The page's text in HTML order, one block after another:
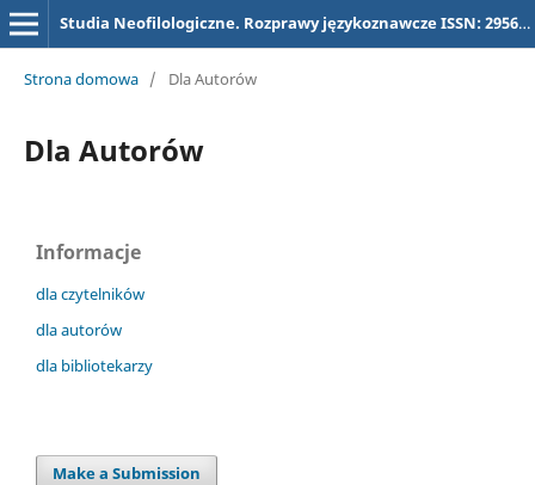
Studia Neofilologiczne. Rozprawy językoznawcze ISSN: 2956-5731, dawniej (dla tytułu "Studia Neofilologiczne) ISSN 2657-3032
Strona domowa / Dla Autorów
Dla Autorów
Informacje
dla czytelników
dla autorów
dla bibliotekarzy
Make a Submission